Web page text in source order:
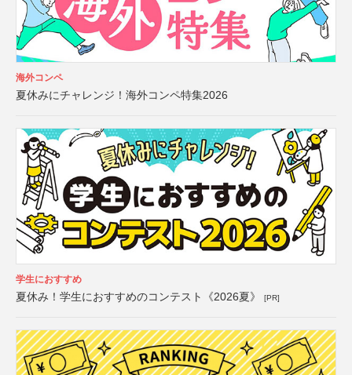
海外コンペ
夏休みにチャレンジ！海外コンペ特集2026
学生におすすめ
夏休み！学生におすすめのコンテスト《2026夏》 [PR]